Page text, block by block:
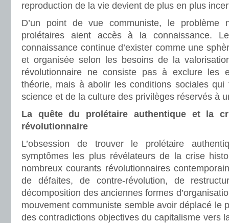
reproduction de la vie devient de plus en plus
D’un point de vue communiste, le problème
prolétaires aient accès à la connaissance.
connaissance continue d’exister comme une
et organisée selon les besoins de la
révolutionnaire ne consiste pas à exclure les
théorie, mais à abolir les conditions sociales
science et de la culture des privilèges réservés à
La quête du prolétaire authentique et la
révolutionnaire
L’obsession de trouver le prolétaire
symptômes les plus révélateurs de la crise
nombreux courants révolutionnaires
de défaites, de contre-révolution, de
décomposition des anciennes formes
mouvement communiste semble avoir déplacé le
des contradictions objectives du capitalisme vers